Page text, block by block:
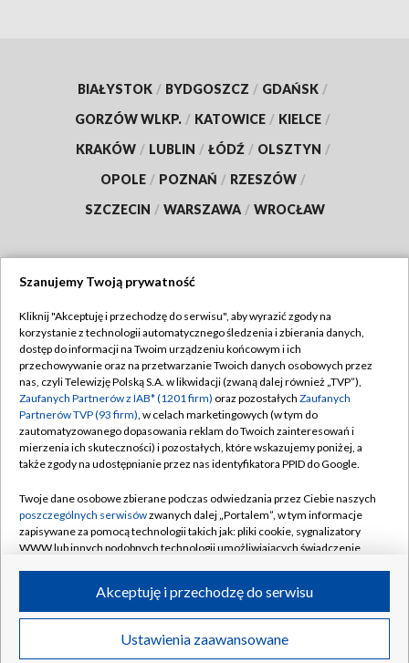
BIAŁYSTOK / BYDGOSZCZ / GDAŃSK /
GORZÓW WLKP. / KATOWICE / KIELCE /
KRAKÓW / LUBLIN / ŁÓDŹ / OLSZTYN /
OPOLE / POZNAŃ / RZESZÓW /
SZCZECIN / WARSZAWA / WROCŁAW
TVP
Abonament TVP
Emisja w TVP
Centrum informacji TVP
Naziemna Telewizja Cyfrowa
Rada Programowa
System NOS
Informacje o nadawcy
Program dla prasy
Ogłoszenie przetargowe
Regulamin TVP
Polityka prywatności
Moje zgody
Pomoc
Kontakt
Kanały
©2026 Telewizja Polska S.A. w likwidacji
Szanujemy Twoją prywatność
Kliknij "Akceptuję i przechodzę do serwisu", aby wyrazić zgody na
korzystanie z technologii automatycznego śledzenia i zbierania danych,
dostęp do informacji na Twoim urządzeniu końcowym i ich
przechowywanie oraz na przetwarzanie Twoich danych osobowych przez
nas, czyli Telewizję Polską S.A. w likwidacji (zwaną dalej również „TVP”),
Zaufanych Partnerów z IAB* (1201 firm) oraz pozostałych Zaufanych
Partnerów TVP (93 firm), w celach marketingowych (w tym do
zautomatyzowanego dopasowania reklam do Twoich zainteresowań i
mierzenia ich skuteczności) i pozostałych, które wskazujemy poniżej, a
także zgody na udostępnianie przez nas identyfikatora PPID do Google.
Twoje dane osobowe zbierane podczas odwiedzania przez Ciebie naszych
poszczególnych serwisówzwanych dalej „Portalem”, w tym informacje
zapisywane za pomocą technologii takich jak: pliki cookie, sygnalizatory
WWW lub innych podobnych technologii umożliwiających świadczenie
ruchu w Internecie.
Twoje dane osobowe zbierane podczas odwiedzania przez Ciebie
poszczególnych serwisówna Portalu, takie jak adresy IP, identyfikatory
Ustawienia zaawansowane
Akceptuję i przechodzę do serwisu